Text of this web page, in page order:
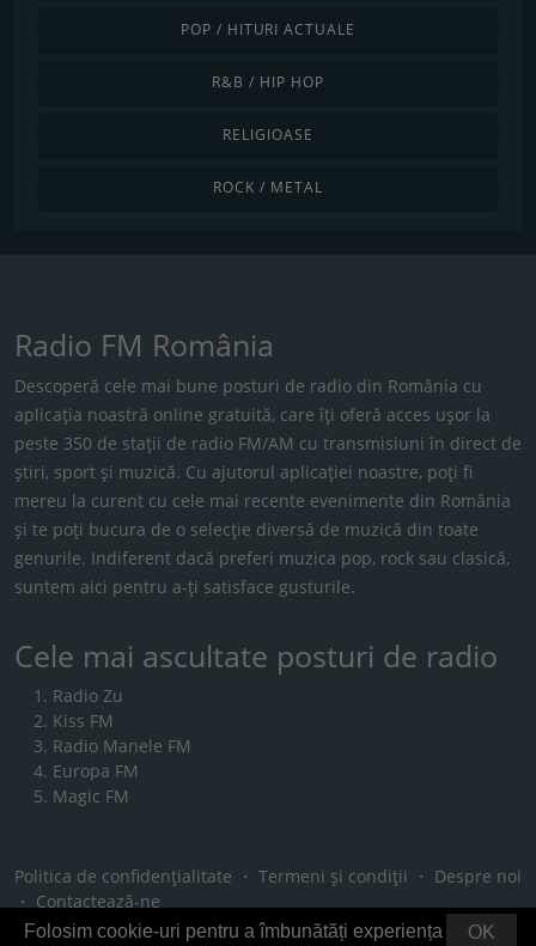
POP / HITURI ACTUALE
R&B / HIP HOP
RELIGIOASE
ROCK / METAL
Radio FM România
Descoperă cele mai bune posturi de radio din România cu
aplicația noastră online gratuită, care îți oferă acces ușor la
peste 350 de stații de radio FM/AM cu transmisiuni în direct de
știri, sport și muzică. Cu ajutorul aplicației noastre, poți fi
mereu la curent cu cele mai recente evenimente din România
și te poți bucura de o selecție diversă de muzică din toate
genurile. Indiferent dacă preferi muzica pop, rock sau clasică,
suntem aici pentru a-ți satisface gusturile.
Cele mai ascultate posturi de radio
Radio Zu
Kiss FM
Radio Manele FM
Europa FM
Magic FM
Politica de confidențialitate ・ Termeni și condiții ・ Despre noi
・ Contactează-ne
OK
Folosim cookie-uri pentru a îmbunătăți experiența